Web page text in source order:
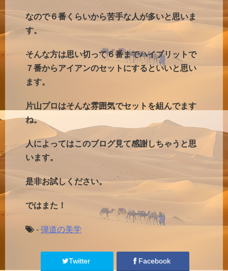
なので６番くらいから苦手な人が多いと思いま
す。
そんな方は思い切って６番までハイブリットで
７番からアイアンのセットにするといいと思い
ます。
片山プロはそんな雰囲気でセットを組んでます
ね。
人によってはこのブログ見て感謝しちゃうと思
います。
是非お試しください。
ではまた！
- 弾道の美学
Twitter Facebook